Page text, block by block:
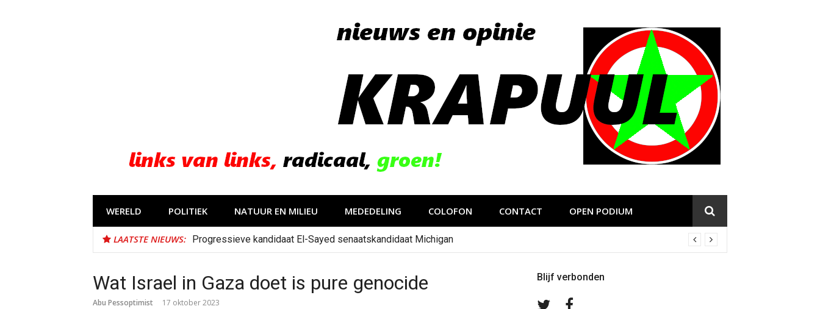
WERELD POLITIEK NATUUR EN MILIEU MEDEDELING COLOFON CONTACT OPEN PODIUM
LAATSTE NIEUWS: Progressieve kandidaat El-Sayed senaatskandidaat Michigan
Wat Israel in Gaza doet is pure genocide
Abu Pessoptimist 17 oktober 2023
Blijf verbonden
Volg